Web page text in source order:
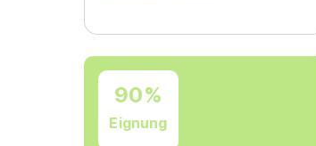
90%
Eignung